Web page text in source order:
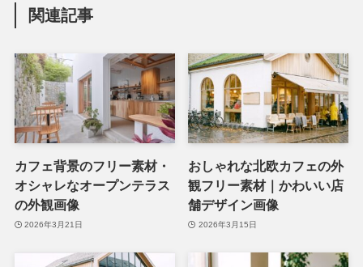
関連記事
カフェ背景のフリー素材・
オシャレなオープンテラス
の外観画像
2026年3月21日
おしゃれな北欧カフェの外
観フリー素材｜かわいい店
舗デザイン画像
2026年3月15日